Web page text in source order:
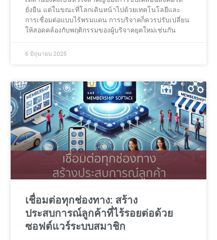
ยั่งยืน แต่ในขณะที่โลกเดินหน้าไปด้วยเทคโนโลยีและ
การเชื่อมต่อแบบไร้พรมแดน การบริจาคก็ควรปรับเปลี่ยน
ให้สอดคล้องกับพฤติกรรมของผู้บริจาคยุคใหม่เช่นกัน
6 มิถุนายน 2025
เชื่อมต่อทุกช่องทาง: สร้าง
ประสบการณ์ลูกค้าที่ไร้รอยต่อด้วย
ซอฟต์แวร์ระบบสมาชิก